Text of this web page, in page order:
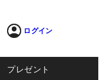
ログイン
プレゼント